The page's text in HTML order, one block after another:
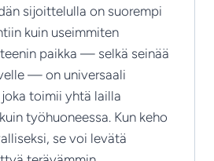
sijoittelulla on suorempi
kuin useimmiten
paikka — selkä seinää
— on universaali
toimii yhtä lailla
työhuoneessa. Kun keho
se voi levätä